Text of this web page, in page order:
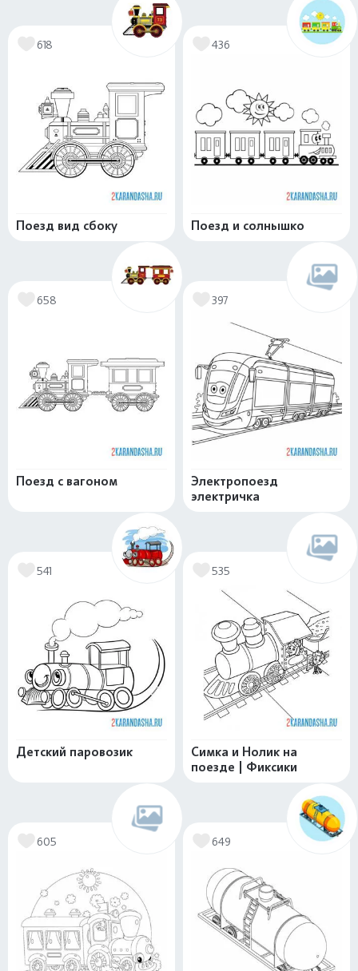
618
Поезд вид сбоку
436
Поезд и солнышко
658
Поезд с вагоном
397
Электропоезд
электричка
541
Детский паровозик
535
Симка и Нолик на
поезде | Фиксики
605 649